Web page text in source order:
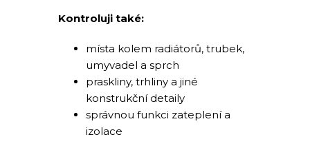
Kontroluji také:
místa kolem radiátorů, trubek,
umyvadel a sprch
praskliny, trhliny a jiné
konstrukční detaily
správnou funkci zateplení a
izolace